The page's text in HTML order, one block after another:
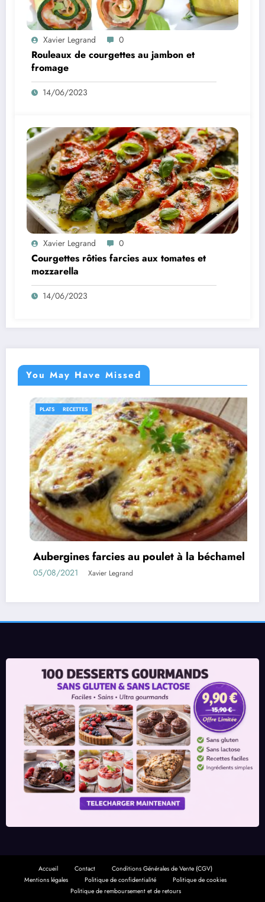
Xavier Legrand 0
Rouleaux de courgettes au jambon et
fromage
14/06/2023
Xavier Legrand 0
Courgettes rôties farcies aux tomates et
mozzarella
14/06/2023
You May Have Missed
farcies au poulet à la béchamel
Xavier Legrand
Accueil Contact
Conditions Générales de Vente (CGV)
Mentions légales
Politique de confidentialité
Politique de cookies
Politique de remboursement et de retours